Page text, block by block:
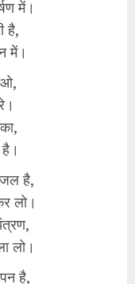
में।
है,
में।
जल है,
लो।
लो।
है,